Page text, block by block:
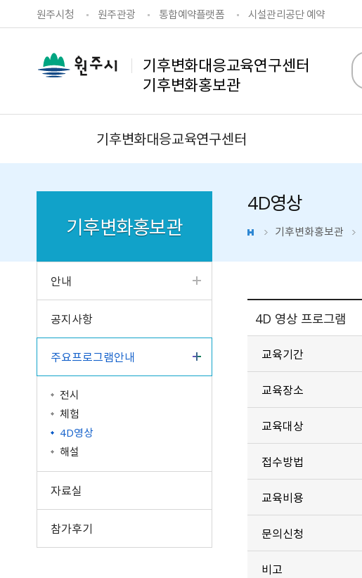
원주시청 원주관광 통합예약플랫폼 시설관리공단 예약
기후변화대응교육연구센터
기후변화홍보관
기후변화대응교육연구센터
기후변화홍보관
안내
공지사항
주요프로그램안내
전시
체험
4D영상
해설
자료실
참가후기
4D영상
기후변화홍보관
4D 영상 프로그램
교육기간
교육장소
교육대상
접수방법
교육비용
문의신청
비고